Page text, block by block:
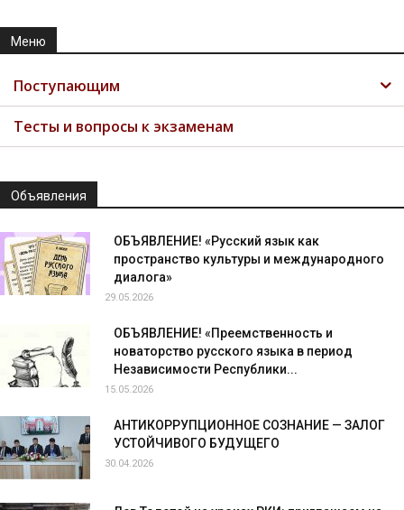
Меню
Поступающим
Тесты и вопросы к экзаменам
Объявления
ОБЪЯВЛЕНИЕ! «Русский язык как
пространство культуры и международного
диалога»
29.05.2026
ОБЪЯВЛЕНИЕ! «Преемственность и
новаторство русского языка в период
Независимости Республики...
15.05.2026
АНТИКОРРУПЦИОННОЕ СОЗНАНИЕ — ЗАЛОГ
УСТОЙЧИВОГО БУДУЩЕГО
30.04.2026